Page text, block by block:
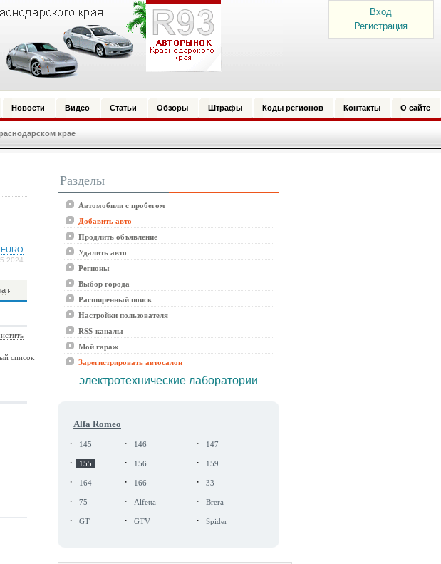
Вход
Регистрация
Новости Видео Статьи Обзоры Штрафы Коды регионов Контакты О сайте
крае
EURO
список
Разделы
Автомобили с пробегом
Добавить авто
Продлить объявление
Удалить авто
Регионы
Выбор города
Расширенный поиск
Настройки пользователя
RSS-каналы
Мой гараж
Зарегистрировать автосалон
электротехнические лаборатории
Alfa Romeo
· 145 · 146 · 147
· 155 · 156 · 159
· 164 · 166 · 33
· 75 · Alfetta · Brera
· GT · GTV · Spider